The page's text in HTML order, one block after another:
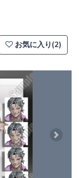
お気に入り(2)
Next